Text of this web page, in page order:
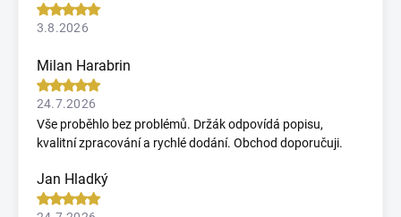
3.8.2026
Milan Harabrin
24.7.2026
Vše proběhlo bez problémů. Držák odpovídá popisu,
kvalitní zpracování a rychlé dodání. Obchod doporučuji.
Jan Hladký